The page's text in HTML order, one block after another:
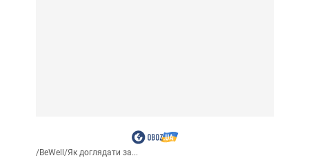
/BeWell/Як доглядати за...